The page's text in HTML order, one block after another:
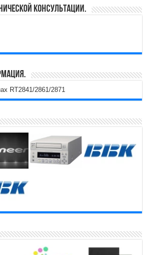
консультации.
RT2841/2861/2871